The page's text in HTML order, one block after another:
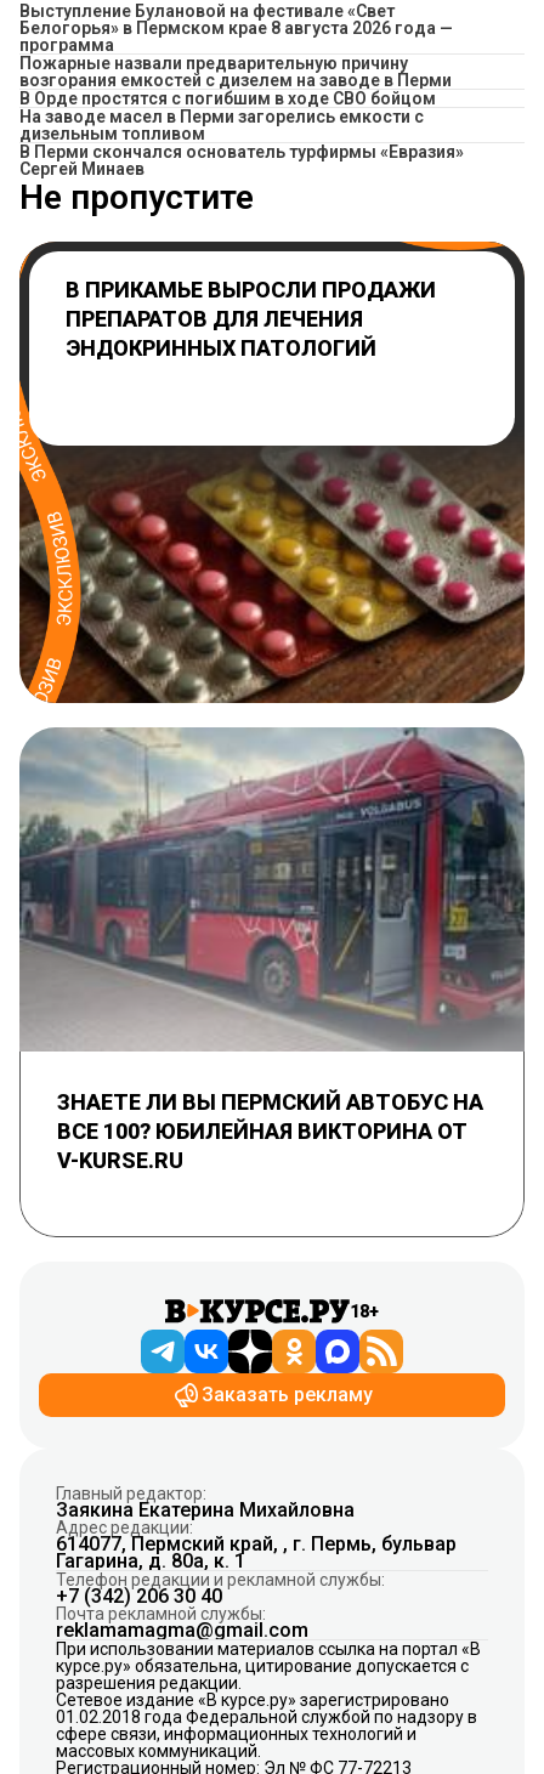
Выступление Булановой на фестивале «Свет
Белогорья» в Пермском крае 8 августа 2026 года —
программа
Пожарные назвали предварительную причину
возгорания емкостей с дизелем на заводе в Перми
В Орде простятся с погибшим в ходе СВО бойцом
На заводе масел в Перми загорелись емкости с
дизельным топливом
В Перми скончался основатель турфирмы «Евразия»
Сергей Минаев
Не пропустите
В ПРИКАМЬЕ ВЫРОСЛИ ПРОДАЖИ
ПРЕПАРАТОВ ДЛЯ ЛЕЧЕНИЯ
ЭНДОКРИННЫХ ПАТОЛОГИЙ
ЗНАЕТЕ ЛИ ВЫ ПЕРМСКИЙ АВТОБУС НА
ВСЕ 100? ЮБИЛЕЙНАЯ ВИКТОРИНА ОТ
V-KURSE.RU
18+
Заказать рекламу
Главный редактор:
Заякина Екатерина Михайловна
Адрес редакции:
614077, Пермский край, , г. Пермь, бульвар
Гагарина, д. 80а, к. 1
Телефон редакции и рекламной службы:
+7 (342) 206 30 40
Почта рекламной службы:
reklamamagma@gmail.com
При использовании материалов ссылка на портал «В
курсе.ру» обязательна, цитирование допускается с
разрешения редакции.
Сетевое издание «В курсе.ру» зарегистрировано
01.02.2018 года Федеральной службой по надзору в
сфере связи, информационных технологий и
массовых коммуникаций.
Регистрационный номер: Эл № ФС 77-72213